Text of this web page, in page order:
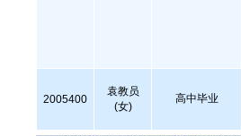
2005400
袁教员
(女)
高中毕业